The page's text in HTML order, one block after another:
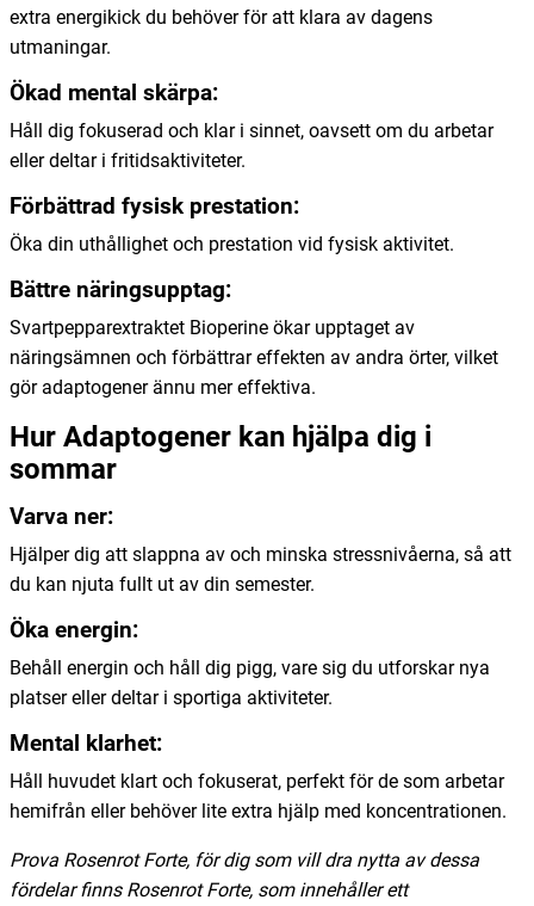
extra energikick du behöver för att klara av dagens
utmaningar.
Ökad mental skärpa:
Håll dig fokuserad och klar i sinnet, oavsett om du arbetar
eller deltar i fritidsaktiviteter.
Förbättrad fysisk prestation:
Öka din uthållighet och prestation vid fysisk aktivitet.
Bättre näringsupptag:
Svartpepparextraktet Bioperine ökar upptaget av
näringsämnen och förbättrar effekten av andra örter, vilket
gör adaptogener ännu mer effektiva.
Hur Adaptogener kan hjälpa dig i
sommar
Varva ner:
Hjälper dig att slappna av och minska stressnivåerna, så att
du kan njuta fullt ut av din semester.
Öka energin:
Behåll energin och håll dig pigg, vare sig du utforskar nya
platser eller deltar i sportiga aktiviteter.
Mental klarhet:
Håll huvudet klart och fokuserat, perfekt för de som arbetar
hemifrån eller behöver lite extra hjälp med koncentrationen.
Prova Rosenrot Forte, för dig som vill dra nytta av dessa
fördelar finns Rosenrot Forte, som innehåller ett